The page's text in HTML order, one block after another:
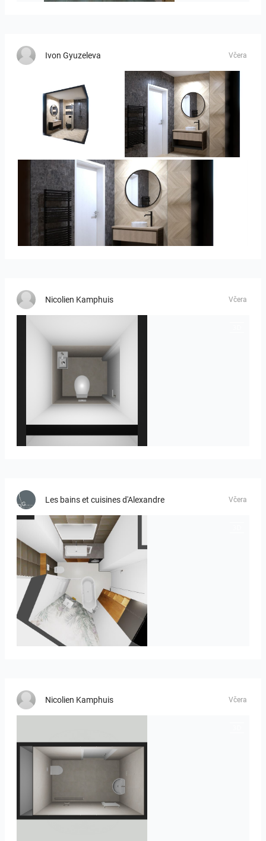
Ivon Gyuzeleva Včera
Ivelin_7
Ivelin_7
Nicolien Kamphuis Včera
23-030409 bnr. 12
Les bains et cuisines d'Alexandre Včera
MOULIN
Nicolien Kamphuis Včera